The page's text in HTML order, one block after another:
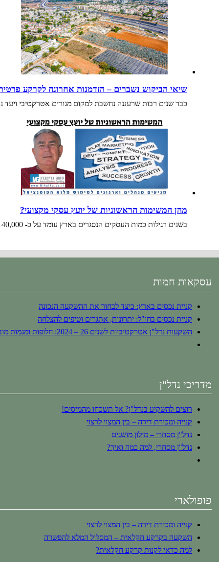
שיאי הביקוש נשברים – הזדמנות אחרונה לקרקע
כבר שנים רבות שרעננה נחשבת למקום מגורים אטרקטיבי ויעד נדל"ני
מהן המשימות הראשוניות של יועץ עסקי מקצועי?
בשנים רגילות כמות העסקים הנסגרים בארץ עומד על כ- 40,000 בשנה. על פי נתוני הסוכנות לעסקים פועלים בישראל למעלה מ-…
עסקאות חמות
קניית נכסים בארץ: כיצד לבחור את ההשקעה הנכונה
קניית נכסים בחו"ל: יתרונות, אתגרים וטיפים להצלחה
השקעות נדל"ן אטרקטיביות לשנים 26 – 2024: חלופות ומגמות מובילות
מדריכי נדל"ן
רוצים להשקיע בנדל"ן? אל תשכחו מהמיסים!
קנייה ומכירת דירה – בין המצוי לרצוי
נדל"ן מסחרי – מילון מושגים
נדל"ן מסחרי, למה כמה ואיך?
פופולארי
קנייה ומכירת דירה – בין המצוי לרצוי
השקעה בקרקע חקלאית – המסלול המלא להפשרה
למה כדאי לקנות קרקע חקלאית?